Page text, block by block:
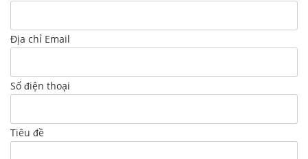
Địa chỉ Email
Số điện thoại
Tiêu đề